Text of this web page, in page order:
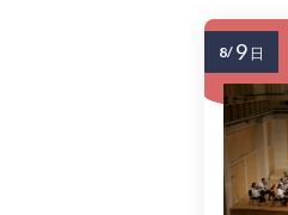
8/ 9 日